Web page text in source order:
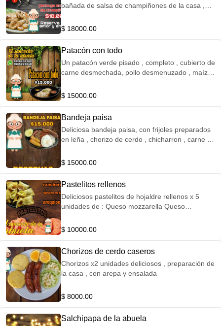
bañada de salsa de champiñones de la casa ,
$ 18000.00
Patacón con todo
Un patacón verde pisado , completo , cubierto de
carne desmechada, pollo desmenuzado , maíz
$ 15000.00
Bandeja paisa
Deliciosa bandeja paisa, con frijoles preparados
en leña , chorizo de cerdo , chicharron , carne en
huevo frito criollo y no puede faltar la arepa de
$ 15000.00
Pastelitos rellenos
Deliciosos pastelitos de hojaldre rellenos x 5
unidades de : Queso mozzarella Queso
mozzarella y arequipe Queso mozzarella y pollo
$ 10000.00
Chorizos de cerdo caseros
Chorizos x2 unidades deliciosos , preparación de
la casa , con arepa y ensalada
$ 8000.00
Salchipapa de la abuela